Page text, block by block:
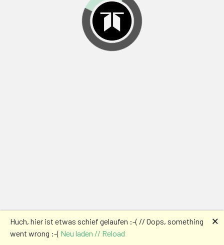
Huch, hier ist etwas schief gelaufen :-( // Oops, something
went wrong :-( Neu laden // Reload
🗙